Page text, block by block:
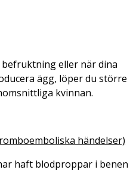
eller när dina
ägg, löper du större
kvinnan.
händelser)
haft blodproppar i benen